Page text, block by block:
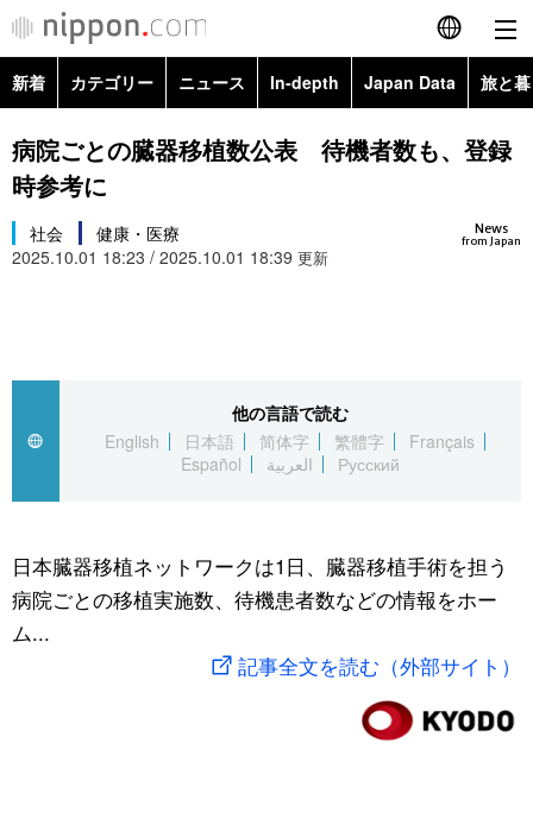
English
简体字
Русский
カテゴリー
国際
社会
文化
科学・技術
アーカイブ
Japan Data
旅と暮らし
動画/Live
Books
新着 カテゴリー ニュース In-depth Japan Data 旅と
政治・外交
経済・ビジネス
国際・海外
文化
科学・技術
暮らし
スポーツ・東京2020
Topics
病院ごとの臓器移植数公表 待機者数も、登録
時参考に
News
from Japan
社会
健康・医療
2025.10.01 18:23 / 2025.10.01 18:39 更新
他の言語で読む
English
日本語 简体字 繁體字
Français
Español
العربية Русский
日本臓器移植ネットワークは1日、臓器移植手術を担う
病院ごとの移植実施数、待機患者数などの情報をホー
ム...
記事全文を読む（外部サイト）